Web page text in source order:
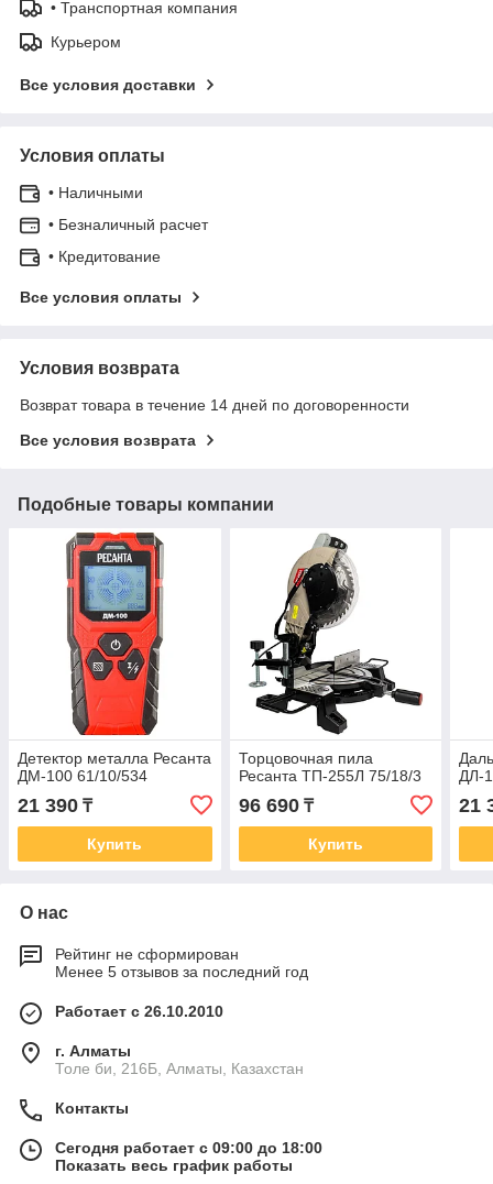
• Транспортная компания
Курьером
Все условия доставки
Условия оплаты
• Наличными
• Безналичный расчет
• Кредитование
Все условия оплаты
Условия возврата
Возврат товара в течение 14 дней по договоренности
Все условия возврата
Подобные товары компании
Детектор металла Ресанта
ДМ-100 61/10/534
21 390 ₸
Купить
Торцовочная пила
Ресанта ТП-255Л 75/18/3
96 690₸
Купить
ДЛ-
21
О нас
Рейтинг не сформирован
Менее 5 отзывов за последний год
Работает с 26.10.2010
г. Алматы
Толе би, 216Б, Алматы, Казахстан
Контакты
Сегодня работает с 09:00 до 18:00
Показать весь график работы